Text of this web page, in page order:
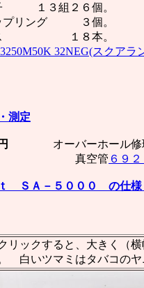
子 １３組２６個。
ップリング ３個。
ビス １８本。
32NEG(スクアラ
測定
オーバーホール修理
管 ６９
ＳＡ－５０００ の仕様
ックすると、大きく（横
白いツマミはタバコのヤ